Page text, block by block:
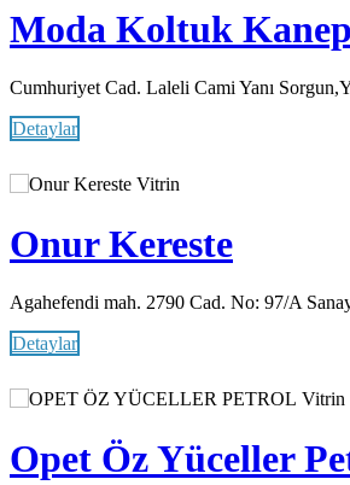
Moda Koltuk
Cumhuriyet Cad. Laleli Cami Yanı
Detaylar
Vitrin
Onur Kereste
Agahefendi mah. 2790 Cad. No: 97/A
Detaylar
Vitrin
Opet Öz Yüceller